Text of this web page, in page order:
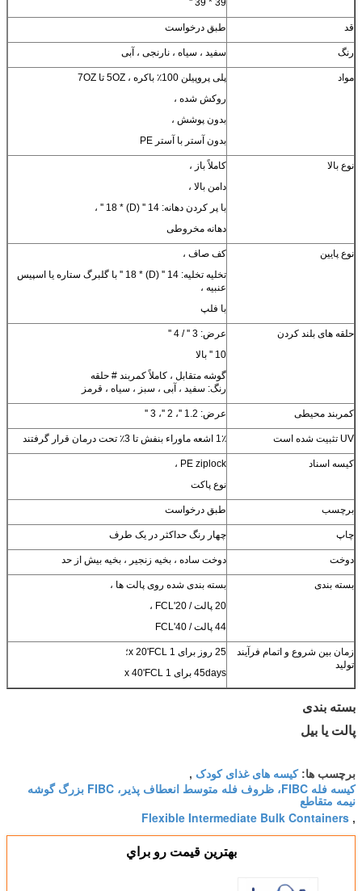
39 * 39 ''
قد طبق درخواست
رنگ سفید ، سیاه ، نارنجی ، آبی
مواد
پلی پروپیلن 100٪ باکره ، 5OZ تا 7OZ
روکش شده ،
بدون پوشش ،
بدون آستر با آستر PE
نوع بالا
کاملاً باز ،
دامن بالا ،
با پر کردن دهانه: 14 '' (D) * 18 '' ،
دهانه مخروطی
نوع پایین
کف صاف ،
تخلیه تخلیه: 14 '' (D) * 18 '' با گلبرگ ستاره یا اسپیس
عنبیه ،
با فلپ
حلقه های بلند کردن
عرض: 3 '' / 4 ''
10 '' بالا
گوشه متقابل ، کاملاً کمربند # حلقه
رنگ: سفید ، آبی ، سبز ، سیاه ، قرمز
کمربند محیطی عرض: 1.2 ''، 2 ''، 3 ''
UV تثبیت شده است 1٪ اشعه ماوراء بنفش تا 3٪ تحت درمان قرار گرفتند
کیسه اسناد
PE ziplock ،
نوع پاکت
برچسب طبق درخواست
چاپ چهار رنگ حداکثر در یک طرف
دوخت دوخت ساده ، بخیه زنجیر ، بخیه بیش از حد
بسته بندی
بسته بندی شده روی پالت ها ،
20 پالت / 20'FCL ،
44 پالت / 40'FCL
زمان بین شروع و اتمام فرآیند
تولید
25 روز برای 1 x 20'FCL؛
45days برای 1 x 40'FCL
بسته بندی
پالت یا بیل
برچسب ها:کیسه های غذای کودک ,
کیسه فله FIBC، ظروف فله متوسط ​​انعطاف پذیر، FIBC بزرگ گوشه
نیمه متقاطع
,
Flexible Intermediate Bulk Containers
بهترين قيمت رو براي